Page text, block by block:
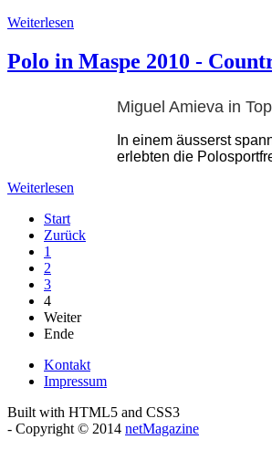
Weiterlesen
Polo in Maspe 2010 -
Miguel Amieva in
In einem äusserst
erlebten die
Weiterlesen
Start
Zurück
1
2
3
4
Weiter
Ende
Kontakt
Impressum
Built with HTML5 and CSS3
- Copyright © 2014 netMagazine